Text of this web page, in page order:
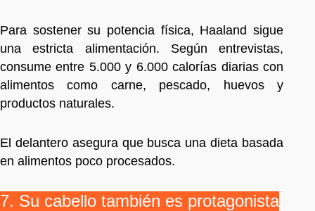
Para sostener su potencia física, Haaland sigue
una estricta alimentación. Según entrevistas,
consume entre 5.000 y 6.000 calorías diarias con
alimentos como carne, pescado, huevos y
productos naturales.
El delantero asegura que busca una dieta basada
en alimentos poco procesados.
7. Su cabello también es protagonista